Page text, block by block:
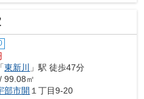
「東新川
」駅 徒歩47分
99.08㎡
部市開 １丁目9-20